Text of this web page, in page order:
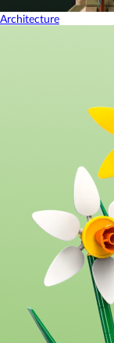
Architecture